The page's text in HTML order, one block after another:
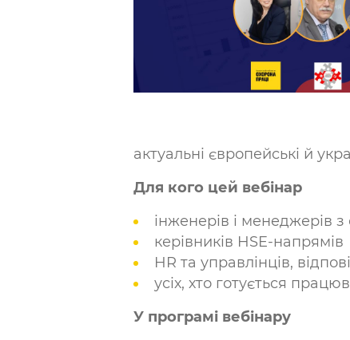
актуальні європейські й
Для кого цей вебінар
інженерів і менеджерів
керівників HSE-напрямів
HR та управлінців,
усіх, хто готується
У програмі вебінару